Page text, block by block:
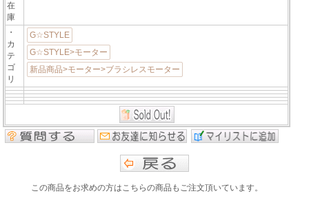
在
庫
・
カ
テ
ゴ
リ
G☆STYLE
G☆STYLE>モーター
新品商品>モーター>ブラシレスモーター
この商品をお求めの方はこちらの商品もご注文頂いています。